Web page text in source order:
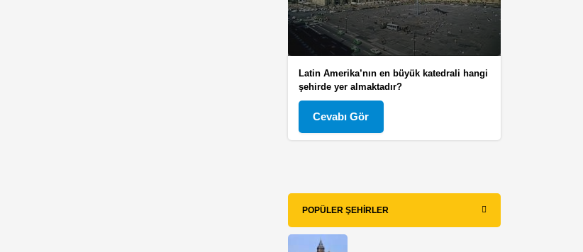
Latin Amerika’nın en büyük katedrali hangi
şehirde yer almaktadır?
Cevabı Gör
POPÜLER ŞEHIRLER